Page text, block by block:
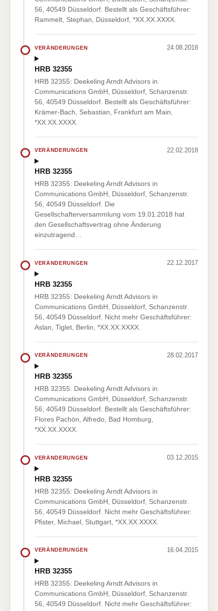
56, 40549 Düsseldorf. Bestellt als Geschäftsführer:
Rammelt, Stephan, Düsseldorf, *XX.XX.XXXX.
VERÄNDERUNGEN 24.08.2018
HRB 32355
HRB 32355: Deekeling Arndt Advisors in
Communications GmbH, Düsseldorf, Schanzenstr.
56, 40549 Düsseldorf. Bestellt als Geschäftsführer:
Krämer-Bach, Sebastian, Frankfurt am Main,
*XX.XX.XXXX.
VERÄNDERUNGEN 22.02.2018
HRB 32355
HRB 32355: Deekeling Arndt Advisors in
Communications GmbH, Düsseldorf, Schanzenstr.
56, 40549 Düsseldorf. Die
Gesellschafterversammlung vom 19.01.2018 hat
den Gesellschaftsvertrag ohne Änderung
einzutragend…
VERÄNDERUNGEN 22.12.2017
HRB 32355
HRB 32355: Deekeling Arndt Advisors in
Communications GmbH, Düsseldorf, Schanzenstr.
56, 40549 Düsseldorf. Nicht mehr Geschäftsführer:
Aslan, Tiglet, Berlin, *XX.XX.XXXX.
VERÄNDERUNGEN 28.02.2017
HRB 32355
HRB 32355: Deekeling Arndt Advisors in
Communications GmbH, Düsseldorf, Schanzenstr.
56, 40549 Düsseldorf. Bestellt als Geschäftsführer:
Flores Pachón, Alfredo, Bad Homburg,
*XX.XX.XXXX.
VERÄNDERUNGEN 03.12.2015
HRB 32355
HRB 32355: Deekeling Arndt Advisors in
Communications GmbH, Düsseldorf, Schanzenstr.
56, 40549 Düsseldorf. Nicht mehr Geschäftsführer:
Pfister, Michael, Stuttgart, *XX.XX.XXXX.
VERÄNDERUNGEN 16.04.2015
HRB 32355
HRB 32355: Deekeling Arndt Advisors in
Communications GmbH, Düsseldorf, Schanzenstr.
56, 40549 Düsseldorf. Nicht mehr Geschäftsführer: